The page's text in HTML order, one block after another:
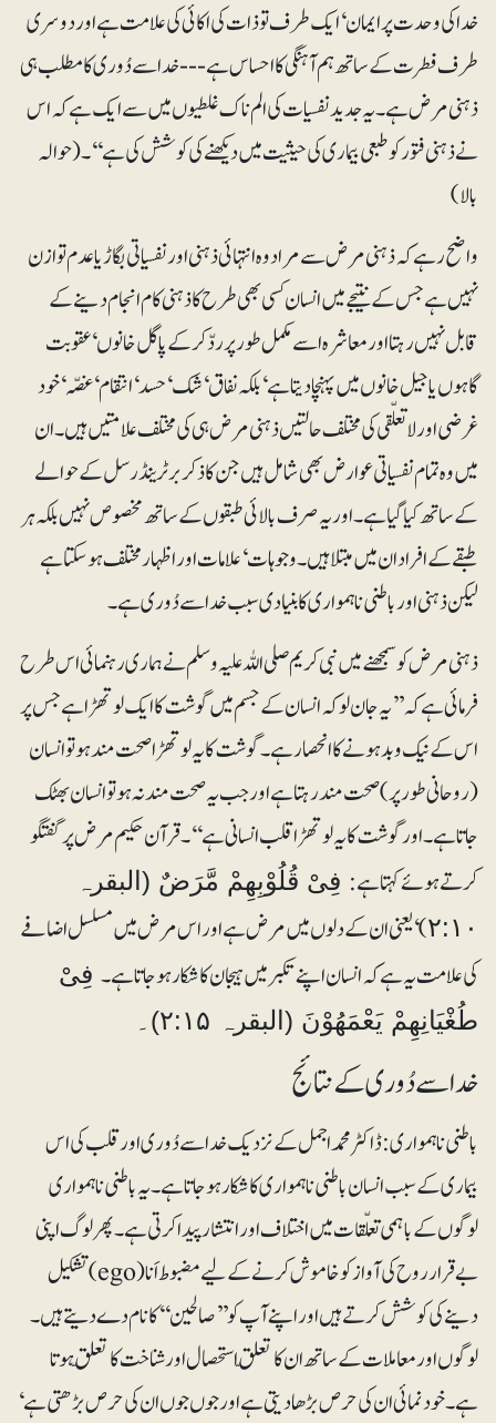
خدا کی وحدت پر ایمان‘ ایک طرف تو ذات کی اکائی کی علامت ہے اور دوسری
طرف فطرت کے ساتھ ہم آہنگی کا احساس ہے--- خدا سے دُوری کا مطلب ہی
ذہنی مرض ہے۔ یہ جدید نفسیات کی الم ناک غلطیوں میں سے ایک ہے کہ اس
نے ذہنی فتور کو طبعی بیماری کی حیثیت میں دیکھنے کی کوشش کی ہے‘‘۔ (حوالہ
بالا)
واضح رہے کہ ذہنی مرض سے مراد وہ انتہائی ذہنی اور نفسیاتی بگاڑ یا عدم توازن
نہیں ہے جس کے نتیجے میں انسان کسی بھی طرح کا ذہنی کام انجام دینے کے
قابل نہیں رہتا اور معاشرہ اسے مکمل طور پر ردّ کر کے پاگل خانوں‘ عقوبت
گاہوں یا جیل خانوں میں پہنچا دیتا ہے‘ بلکہ نفاق‘ شک‘ حسد‘ انتقام‘ غصّہ‘ خود
غرضی اور لاتعلّقی کی مختلف حالتیں ذہنی مرض ہی کی مختلف علامتیں ہیں۔ ان
میں وہ تمام نفسیاتی عوارض بھی شامل ہیں جن کا ذکر برٹرینڈرسل کے حوالے
کے ساتھ کیا گیا ہے۔ اور یہ صرف بالائی طبقوں کے ساتھ مخصوص نہیں بلکہ ہر
طبقے کے افراد ان میں مبتلا ہیں۔ وجوہات‘ علامات اور اظہار مختلف ہو سکتا ہے
لیکن ذہنی اور باطنی ناہمواری کا بنیادی سبب خدا سے دُوری ہے۔
ذہنی مرض کو سمجھنے میں نبی کریم صلی اللہ علیہ وسلم نے ہماری رہنمائی اس طرح
فرمائی ہے کہ ’’یہ جان لو کہ انسان کے جسم میں گوشت کا ایک لوتھڑا ہے جس پر
اس کے نیک و بد ہونے کا انحصار ہے۔ گوشت کا یہ لوتھڑا صحت مند ہو تو انسان
(روحانی طور پر) صحت مند رہتا ہے اور جب یہ صحت مند نہ ہو تو انسان بھٹک
جاتا ہے۔ اور گوشت کا یہ لوتھڑا قلب انسانی ہے‘‘۔ قرآن حکیم مرض پر گفتگو
کرتے ہوئے کہتا ہے:فِیْ قُلُوْبِھِمْ مَّرَضٌ (البقرہ
۲:۱۰)‘ یعنی ان کے دلوں میں مرض ہے اور اس مرض میں مسلسل اضافے
کی علامت یہ ہے کہ انسان اپنے تکبر میں ہیجان کا شکار ہو جاتا ہے۔فِیْ
طُغْیَانِھِمْ یَعْمَھُوْنَ (البقرہ ۲:۱۵)۔
خدا سے دُوری کے نتائج
باطنی ناہمواری: ڈاکٹر محمد اجمل کے نزدیک خدا سے دُوری اور قلب کی اس
بیماری کے سبب انسان باطنی ناہمواری کا شکار ہو جاتا ہے۔ یہ باطنی ناہمواری
لوگوں کے باہمی تعلّقات میں اختلاف اور انتشار پیدا کرتی ہے۔ پھر لوگ اپنی
بے قرار روح کی آواز کو خاموش کرنے کے لیے مضبوط اَنا (ego) تشکیل
دینے کی کوشش کرتے ہیں اور اپنے آپ کو ’’صالحین‘‘ کا نام دے دیتے ہیں۔
لوگوں اور معاملات کے ساتھ ان کا تعلّق استحصال اور شناخت کا تعلّق ہوتا
ہے۔ خود نمائی ان کی حرص بڑھا دیتی ہے اور جوں جوں ان کی حرص بڑھتی ہے ‘